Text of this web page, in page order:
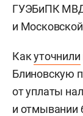
ГУЭБиПК
и
Какуточнили
Блиновскую
от уплаты
и отмывании